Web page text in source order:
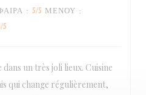
: 5/5 ΜΕΝΟΎ :
/5
un très joli lieux. Cuisine
qui change régulièrement,